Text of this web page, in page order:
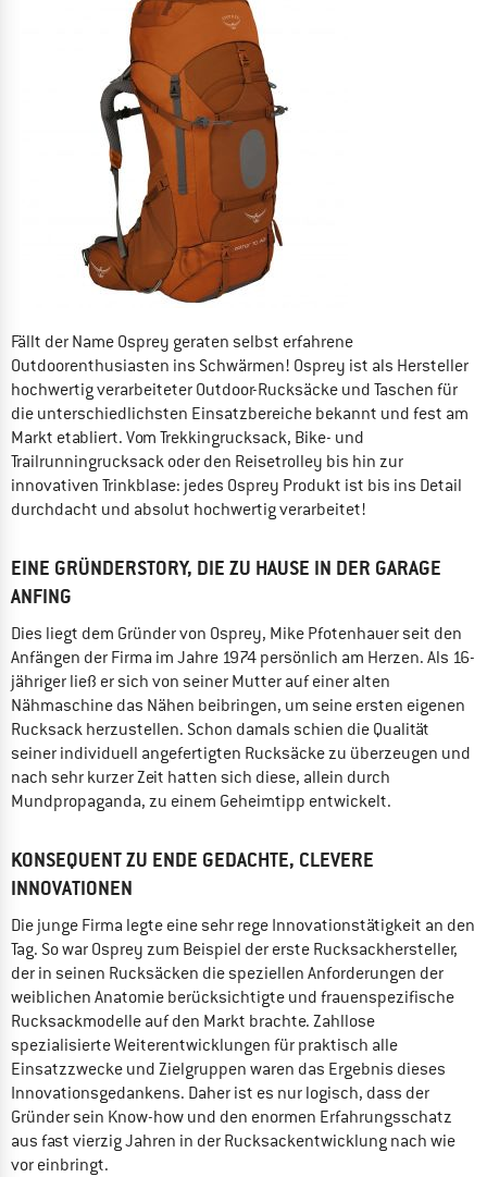
Fällt der Name Osprey geraten selbst erfahrene
Outdoorenthusiasten ins Schwärmen! Osprey ist als Hersteller
hochwertig verarbeiteter Outdoor-Rucksäcke und Taschen für
die unterschiedlichsten Einsatzbereiche bekannt und fest am
Markt etabliert. Vom Trekkingrucksack, Bike- und
Trailrunningrucksack oder den Reisetrolley bis hin zur
innovativen Trinkblase: jedes Osprey Produkt ist bis ins Detail
durchdacht und absolut hochwertig verarbeitet!
EINE GRÜNDERSTORY, DIE ZU HAUSE IN DER GARAGE
ANFING
Dies liegt dem Gründer von Osprey, Mike Pfotenhauer seit den
Anfängen der Firma im Jahre 1974 persönlich am Herzen. Als 16-
jähriger ließ er sich von seiner Mutter auf einer alten
Nähmaschine das Nähen beibringen, um seine ersten eigenen
Rucksack herzustellen. Schon damals schien die Qualität
seiner individuell angefertigten Rucksäcke zu überzeugen und
nach sehr kurzer Zeit hatten sich diese, allein durch
Mundpropaganda, zu einem Geheimtipp entwickelt.
KONSEQUENT ZU ENDE GEDACHTE, CLEVERE
INNOVATIONEN
Die junge Firma legte eine sehr rege Innovationstätigkeit an den
Tag. So war Osprey zum Beispiel der erste Rucksackhersteller,
der in seinen Rucksäcken die speziellen Anforderungen der
weiblichen Anatomie berücksichtigte und frauenspezifische
Rucksackmodelle auf den Markt brachte. Zahllose
spezialisierte Weiterentwicklungen für praktisch alle
Einsatzzwecke und Zielgruppen waren das Ergebnis dieses
Innovationsgedankens. Daher ist es nur logisch, dass der
Gründer sein Know-how und den enormen Erfahrungsschatz
aus fast vierzig Jahren in der Rucksackentwicklung nach wie
vor einbringt.